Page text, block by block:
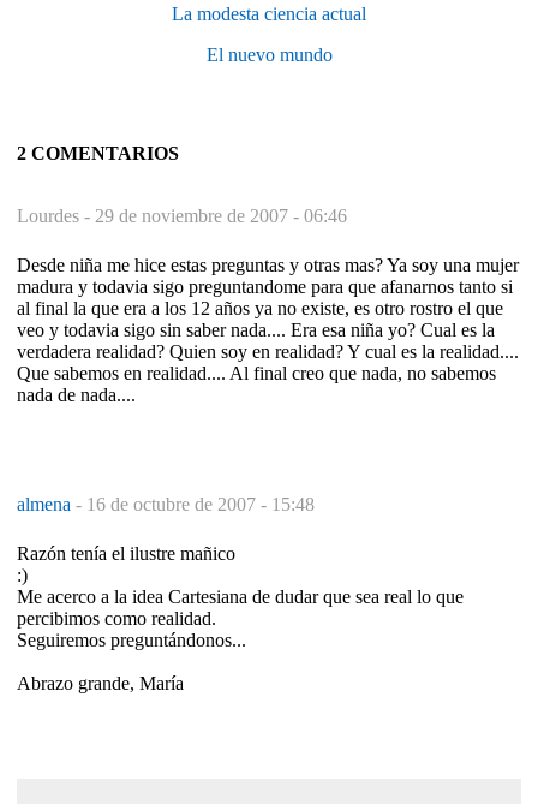
La modesta ciencia actual
El nuevo mundo
2 COMENTARIOS
Lourdes - 29 de noviembre de 2007 - 06:46
Desde niña me hice estas preguntas y otras mas? Ya soy una mujer
madura y todavia sigo preguntandome para que afanarnos tanto si
al final la que era a los 12 años ya no existe, es otro rostro el que
veo y todavia sigo sin saber nada.... Era esa niña yo? Cual es la
verdadera realidad? Quien soy en realidad? Y cual es la realidad....
Que sabemos en realidad.... Al final creo que nada, no sabemos
nada de nada....
almena - 16 de octubre de 2007 - 15:48
Razón tenía el ilustre mañico
:)
Me acerco a la idea Cartesiana de dudar que sea real lo que
percibimos como realidad.
Seguiremos preguntándonos...
Abrazo grande, María